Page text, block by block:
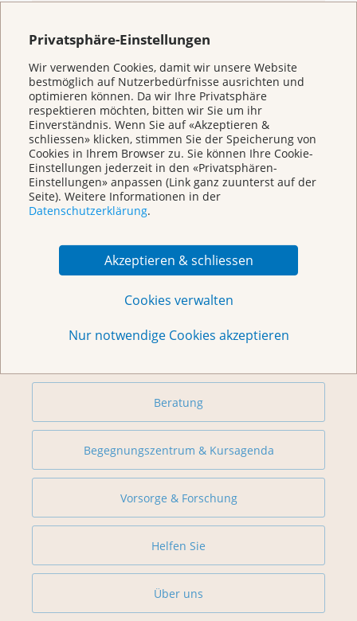
Privatsphäre-Einstellungen
Wir verwenden Cookies, damit wir unsere Website
bestmöglich auf Nutzerbedürfnisse ausrichten und
optimieren können. Da wir Ihre Privatsphäre
respektieren möchten, bitten wir Sie um ihr
Einverständnis. Wenn Sie auf «Akzeptieren &
schliessen» klicken, stimmen Sie der Speicherung von
Cookies in Ihrem Browser zu. Sie können Ihre Cookie-
Einstellungen jederzeit in den «Privatsphären-
Einstellungen» anpassen (Link ganz zuunterst auf der
Seite). Weitere Informationen in der
Datenschutzerklärung.
Akzeptieren & schliessen
Cookies verwalten
Nur notwendige Cookies akzeptieren
0800 11 88 11
Montag – Freitag: 10 – 18 Uhr
E-Mail
mailto:krebsinfo@krebsliga.ch
Chat
KrebsInfo
Montag – Freitag: 10 – 18 Uhr
Weitere Themen
Beratung
Begegnungszentrum & Kursagenda
Vorsorge & Forschung
Helfen Sie
Über uns